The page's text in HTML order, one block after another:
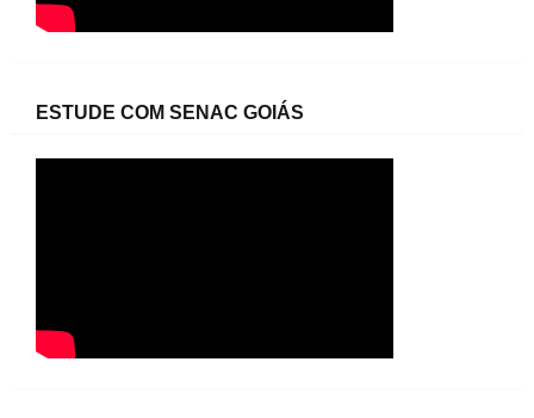
ESTUDE COM SENAC GOIÁS